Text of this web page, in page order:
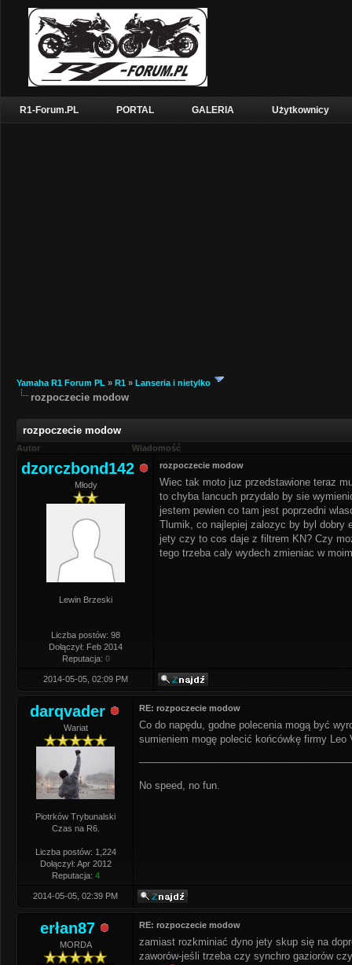
R1-Forum.PL PORTAL GALERIA Użytkownicy
Yamaha R1 Forum PL » R1 » Lanseria i nietylko
rozpoczecie modow
rozpoczecie modow
Autor Wiadomość
dzorczbond142
Młody
Lewin Brzeski
Liczba postów: 98
Dołączył: Feb 2014
Reputacja: 0
rozpoczecie modow
Wiec tak moto juz przedstawione teraz
to chyba lancuch przydalo by sie
jestem pewien co tam jest poprzedni
Tlumik, co najlepiej zalozyc by byl dobry
jety czy to cos daje z filtrem KN? Czy
tego trzeba caly wydech zmieniac w
2014-05-05, 02:09 PM
darqvader
Wariat
Piotrków Trybunalski
Czas na R6.
Liczba postów: 1,224
Dołączył: Apr 2012
Reputacja: 4
RE: rozpoczecie modow
Co do napędu, godne polecenia mogą być
sumieniem mogę polecić końcówkę firmy
No speed, no fun.
2014-05-05, 02:39 PM
erłan87
MORDA
RE: rozpoczecie modow
zamiast rozkminiać dyno jety skup się na
zaworów-jeśli trzeba czy synchro gaziorów